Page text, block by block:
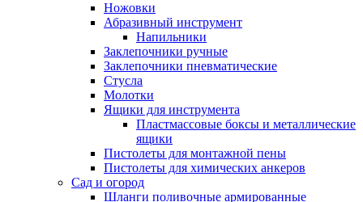
Ножовки
Абразивный инструмент
Напильники
Заклепочники ручные
Заклепочники пневматические
Стусла
Молотки
Ящики для инструмента
Пластмассовые боксы и металлические
ящики
Пистолеты для монтажной пены
Пистолеты для химических анкеров
Сад и огород
Шланги поливочные армированные